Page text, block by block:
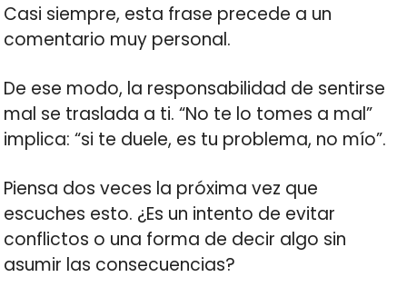
Casi siempre, esta frase precede a un
comentario muy personal.
De ese modo, la responsabilidad de sentirse
mal se traslada a ti. “No te lo tomes a mal”
implica: “si te duele, es tu problema, no mío”.
Piensa dos veces la próxima vez que
escuches esto. ¿Es un intento de evitar
conflictos o una forma de decir algo sin
asumir las consecuencias?